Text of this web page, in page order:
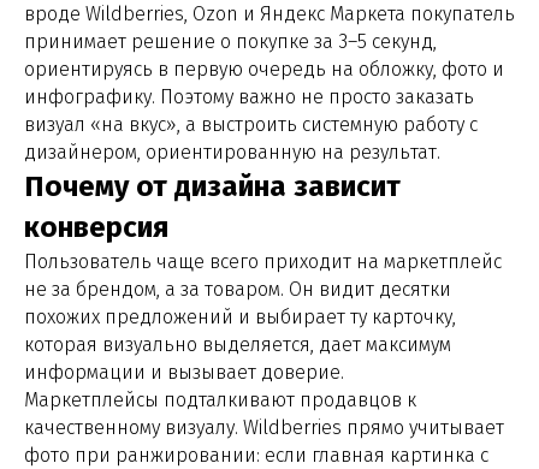
вроде Wildberries, Ozon и Яндекс Маркета покупатель
принимает решение о покупке за 3–5 секунд,
ориентируясь в первую очередь на обложку, фото и
инфографику. Поэтому важно не просто заказать
визуал «на вкус», а выстроить системную работу с
дизайнером, ориентированную на результат.
Почему от дизайна зависит
конверсия
Пользователь чаще всего приходит на маркетплейс
не за брендом, а за товаром. Он видит десятки
похожих предложений и выбирает ту карточку,
которая визуально выделяется, дает максимум
информации и вызывает доверие.
Маркетплейсы подталкивают продавцов к
качественному визуалу. Wildberries прямо учитывает
фото при ранжировании: если главная картинка с